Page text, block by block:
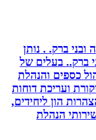
ברק. . נותן
בעלים של
והנהלת
ועריכת דוחות
הון ליחידים,
הנהלת